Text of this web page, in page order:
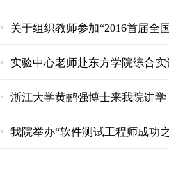
关于组织教师参加“2016首届全
实验中心老师赴东方学院综合
浙江大学黄鹂强博士来我院讲学
我院举办“软件测试工程师成功